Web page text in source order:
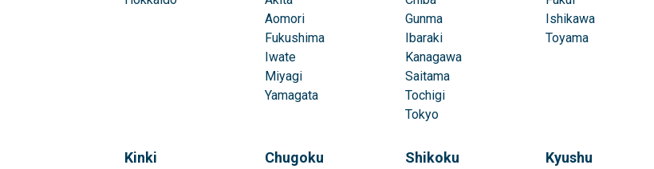
Aomori
Fukushima
Iwate
Miyagi
Yamagata
Gunma
Ibaraki
Kanagawa
Saitama
Tochigi
Tokyo
Ishikawa
Toyama
Kinki Chugoku Shikoku Kyushu